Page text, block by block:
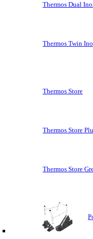
Thermos Dual
Thermos Twin
Thermos Store
Thermos Store
Thermos Store